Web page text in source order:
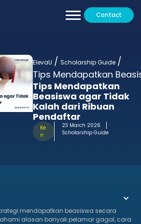
Contact
ElevaU / Scholarship Guide /
Tips Mendapatkan
Tips Mendapatkan
Beasiswa agar Tidak
Kalah dari Ribuan
Pendaftar
Ke
n
23 March 2026
Scholarship Guide
mendapatkan beasiswa secara
alasan banyak pelamar gagal, cara